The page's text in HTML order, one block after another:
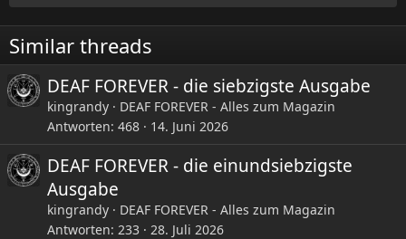
o
n
e
n
:
Similar threads
DEAF FOREVER - die siebzigste Ausgabe
kingrandy
DEAF FOREVER - Alles zum Magazin
Antworten 468 14. Juni 2026
DEAF FOREVER - die einundsiebzigste
Ausgabe
kingrandy
DEAF FOREVER - Alles zum Magazin
Antworten 233 28. Juli 2026